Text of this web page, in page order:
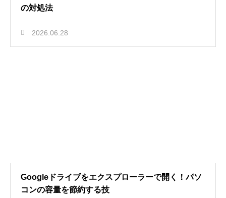
の対処法
2026.06.28
Googleドライブをエクスプローラーで開く！パソ
コンの容量を節約する技